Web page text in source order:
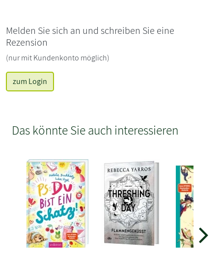
Melden Sie sich an und schreiben Sie eine
Rezension
(nur mit Kundenkonto möglich)
zum Login
Das könnte Sie auch interessieren